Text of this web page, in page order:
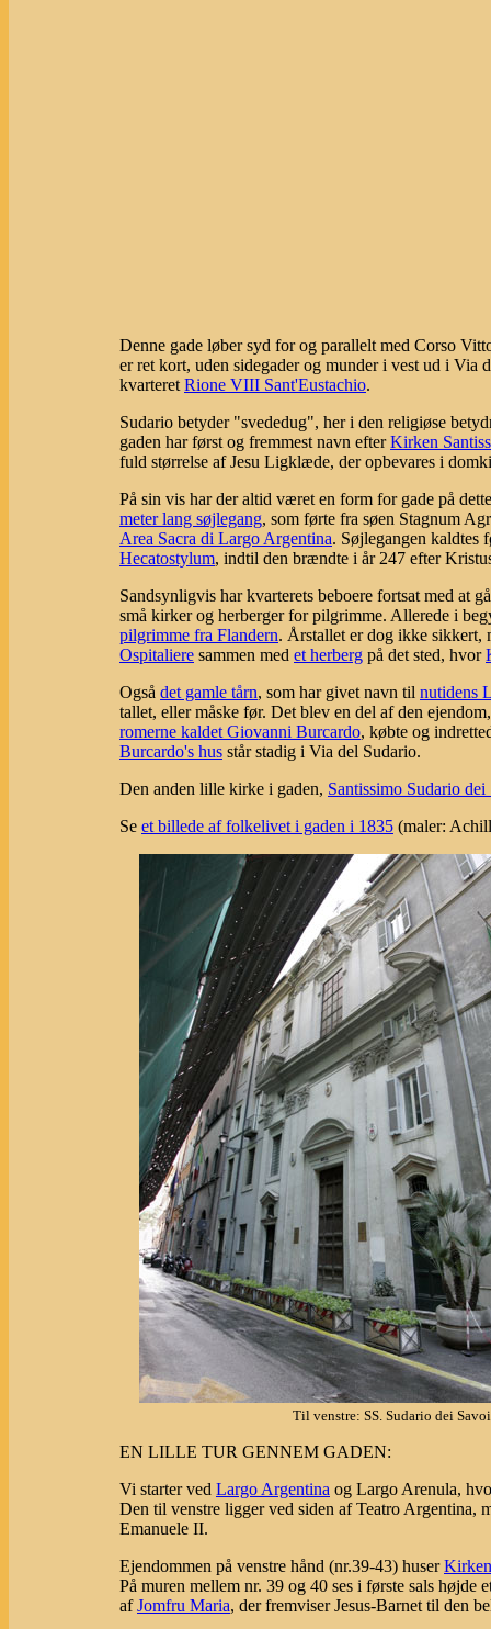
Denne gade løber syd for og parallelt med Corso
er ret kort, uden sidegader og munder i vest ud i
kvarteret Rione VIII Sant'Eustachio.
Sudario betyder "svededug", her i den religiøse
gaden har først og fremmest navn efterKirken
fuld størrelse af Jesu Ligklæde, der opbevares i
På sin vis har der altid været en form for gade på
meter lang søjlegang, som førte fra søen Stagnum
Area Sacra di Largo Argentina. Søjlegangen kaldtes
Hecatostylum, indtil den brændte i år 247 efter
Sandsynligvis har kvarterets beboere fortsat med at
små kirker og herberger for pilgrimme. Allerede i
pilgrimme fra Flandern. Årstallet er dog ikke
Ospitaliere sammen med et herberg på det sted, hvor
Også det gamle tårn, som har givet navn til nutidens
tallet, eller måske før. Det blev en del af den
romerne kaldet Giovanni Burcardo, købte og
Burcardo's hus står stadig i Via del Sudario.
Den anden lille kirke i gaden, Santissimo Sudario
Se et billede af folkelivet i gaden i 1835 (maler:
Til venstre: SS. Sudario dei
EN LILLE TUR GENNEM GADEN:
Vi starter ved Largo Argentina og Largo Arenula,
Den til venstre ligger ved siden af Teatro Argentina,
Emanuele II.
Ejendommen på venstre hånd (nr.39-43) huser
På muren mellem nr. 39 og 40 ses i første sals
afJomfru Maria, der fremviser Jesus-Barnet til den